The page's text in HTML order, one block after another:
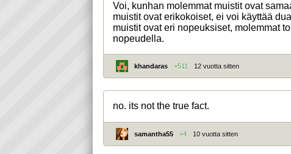
Voi, kunhan molemmat muistit ovat
muistit ovat erikokoiset, ei voi käyttää
muistit ovat eri nopeuksiset, molemmat
nopeudella.
khandaras +511 12 vuotta sitten
no. its not the true fact.
samantha55 +4 10 vuotta sitten